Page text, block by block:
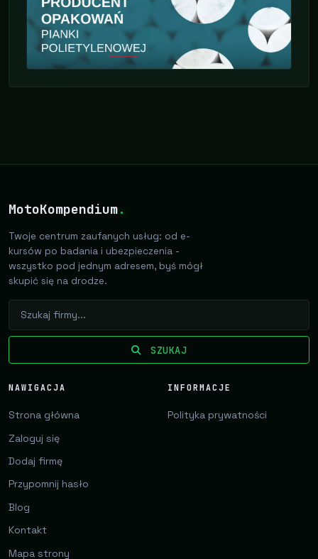
MotoKompendium.
Twoje centrum zaufanych usług: od e-
kursów po badania i ubezpieczenia -
wszystko pod jednym adresem, byś mógł
skupić się na drodze.
SZUKAJ
NAWIGACJA
Strona główna
Zaloguj się
Dodaj firmę
Przypomnij hasło
Blog
Kontakt
Mapa strony
INFORMACJE
Polityka prywatności